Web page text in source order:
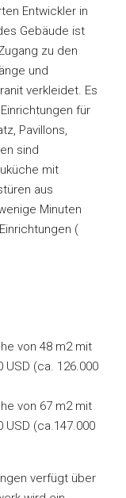
Entwickler in
Gebäude ist
zu den
und
verkleidet. Es
für
Pavillons,
sind
mit
aus
Minuten
(
von 48 m2 mit
USD (ca. 126.000
von 67 m2 mit
USD (ca.147.000
verfügt über